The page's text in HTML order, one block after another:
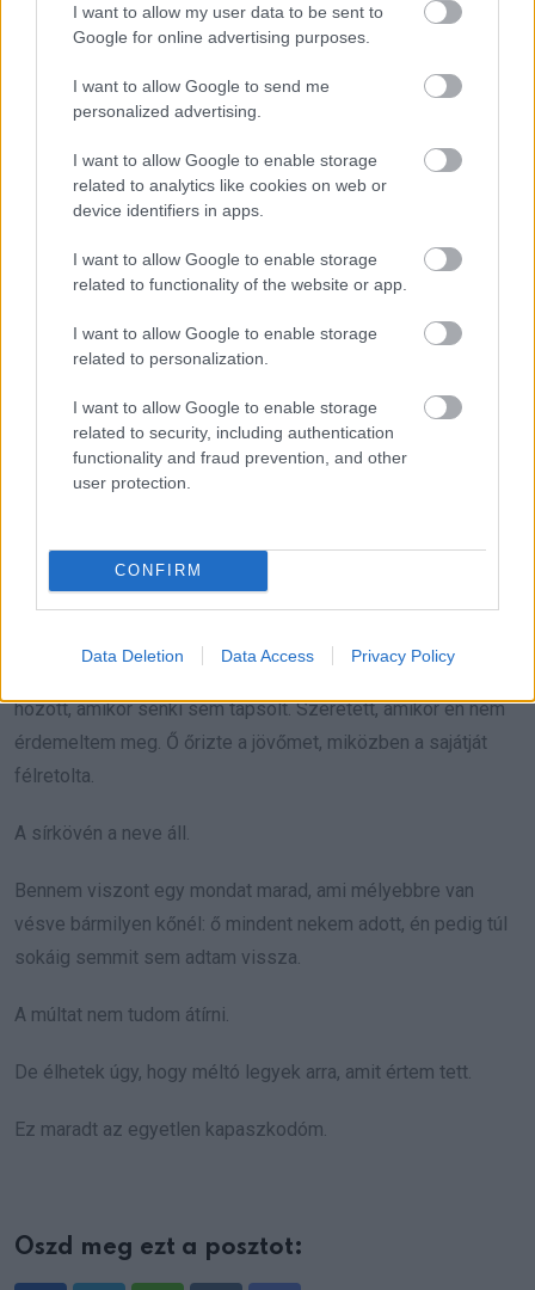
I want to allow my user data to be sent to
Google for online advertising purposes.
I want to allow Google to send me
personalized advertising.
I want to allow Google to enable storage
related to analytics like cookies on web or
device identifiers in apps.
I want to allow Google to enable storage
related to functionality of the website or app.
I want to allow Google to enable storage
related to personalization.
I want to allow Google to enable storage
related to security, including authentication
functionality and fraud prevention, and other
user protection.
CONFIRM
Data Deletion Data Access Privacy Policy
mert hiszek benned. Ne pazarold el az esélyed. Élj rendesen,
helyettem is.”
Újra elolvastam. Aztán még egyszer. A papír elázott a
Nem gyenge szeretet volt.
Kemény volt és kitartó.
Most, amikor végigsétálok a campuson, viszem magammal.
Minden lépésben ott van, minden előadáson, minden
vizsgán. Mert ami nekem siker, az neki is járna.
Már nem a nővéremet utálom.
Azt az embert utálom, aki akkor voltam, és aki nem látta
meg, mit jelent ő valójában.
Nem volt műveletlen. Nem volt vesztes. Ő volt az, aki
hozott, amikor senki sem tapsolt. Szeretett, amikor én nem
érdemeltem meg. Ő őrizte a jövőmet, miközben a sajátját
félretolta.
A sírkövén a neve áll.
Bennem viszont egy mondat marad, ami mélyebbre van
vésve bármilyen kőnél: ő mindent nekem adott, én pedig túl
sokáig semmit sem adtam vissza.
A múltat nem tudom átírni.
De élhetek úgy, hogy méltó legyek arra, amit értem tett.
Ez maradt az egyetlen kapaszkodóm.
Oszd meg ezt a posztot: